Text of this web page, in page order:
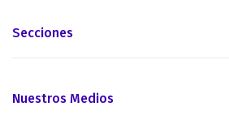
Secciones
Nuestros Medios